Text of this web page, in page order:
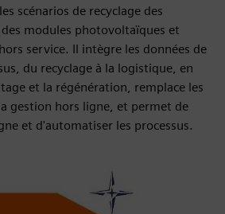
scénarios de recyclage des
modules photovoltaïques et
service. Il intègre les données de
du recyclage à la logistique, en
et la régénération, remplace les
gestion hors ligne, et permet de
et d'automatiser les processus.